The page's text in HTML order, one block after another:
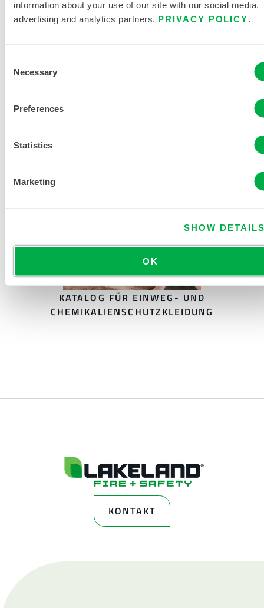
information about your use of our site with our social media,
advertising and analytics partners. PRIVACY POLICY.
Selection
Necessary
Preferences
Statistics
Marketing
SHOW
OK
CLEANMAX SCHUTZANZUG CTL414CS
KATALOG FÜR EINWEG- UND
CHEMIKALIENSCHUTZKLEIDUNG
KONTAKT